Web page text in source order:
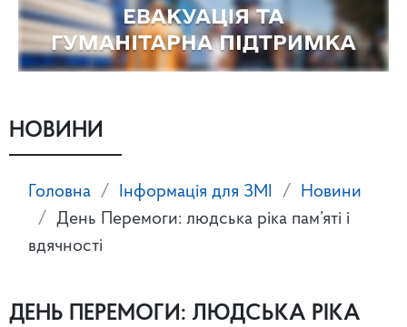
НОВИНИ
Головна Інформація для ЗМІ
Новини
День Перемоги: людська ріка пам’яті і
вдячності
ДЕНЬ ПЕРЕМОГИ: ЛЮДСЬКА РІКА